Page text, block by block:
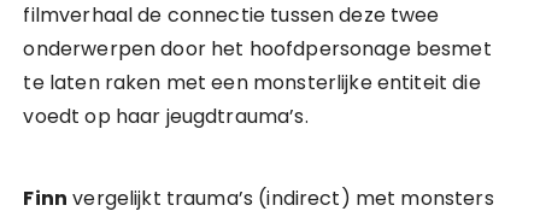
filmverhaal de connectie tussen deze twee
onderwerpen door het hoofdpersonage besmet
te laten raken met een monsterlijke entiteit die
voedt op haar jeugdtrauma’s.
Finn vergelijkt trauma’s (indirect) met monsters